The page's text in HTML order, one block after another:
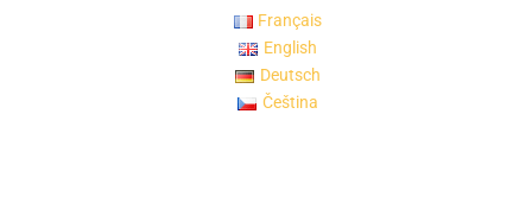
Français
English
Deutsch
Čeština